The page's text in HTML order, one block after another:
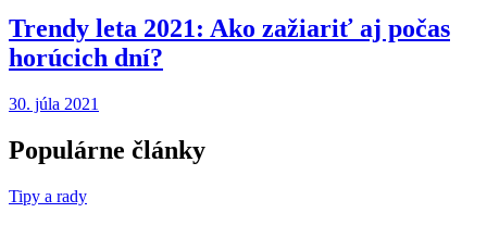
Trendy leta 2021: Ako zažiariť aj počas
horúcich dní?
30. júla 2021
Populárne články
Tipy a rady